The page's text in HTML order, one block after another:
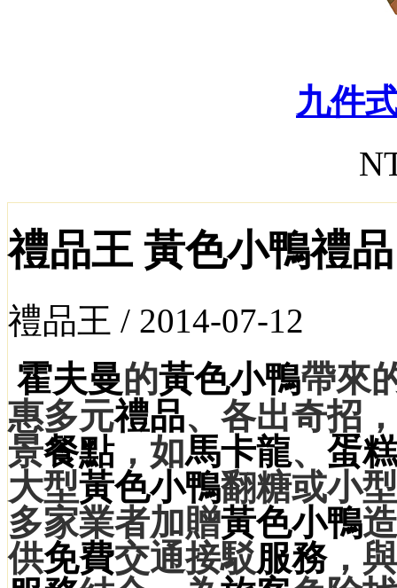
九件
禮品王 黃色小鴨禮
禮品王 / 2014-07-12
霍夫曼的黃色小鴨帶來
惠多元禮品、各出奇招
景餐點，如馬卡龍、 蛋糕
大型黃色小鴨翻糖或小型
多家業者加贈黃色小鴨
供免費交通接駁服務，與